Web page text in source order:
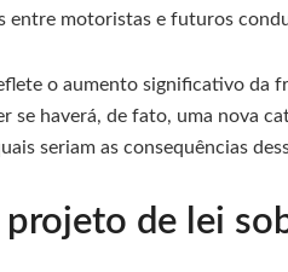
entre motoristas e futuros
o aumento significativo da
se haverá, de fato, uma nova
seriam as consequências
de lei